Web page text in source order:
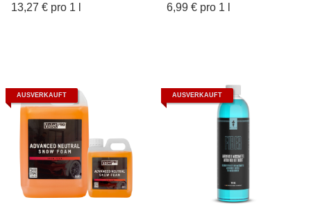
13,27 € pro 1 l
6,99 € pro 1 l
AUSVERKAUFT AUSVERKAUFT